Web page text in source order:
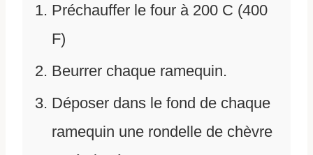
Préchauffer le four à 200 C (400
F)
Beurrer chaque ramequin.
Déposer dans le fond de chaque
ramequin une rondelle de chèvre